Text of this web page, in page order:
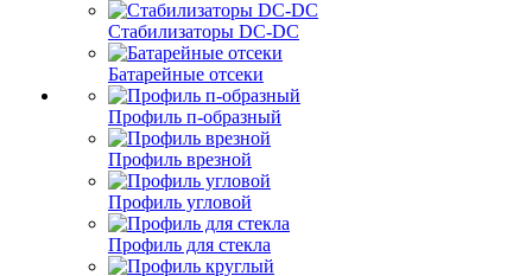
Стабилизаторы DC-DC
Батарейные отсеки
Профиль п-образный
Профиль врезной
Профиль угловой
Профиль для стекла